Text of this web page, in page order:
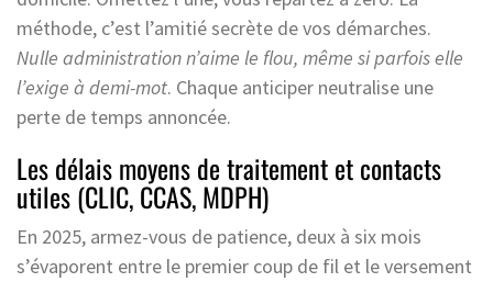
méthode, c’est l’amitié secrète de vos démarches.
Nulle administration n’aime le flou, même si parfois elle
l’exige à demi-mot. Chaque anticiper neutralise une
perte de temps annoncée.
Les délais moyens de traitement et contacts
utiles (CLIC, CCAS, MDPH)
En 2025, armez-vous de patience, deux à six mois
s’évaporent entre le premier coup de fil et le versement